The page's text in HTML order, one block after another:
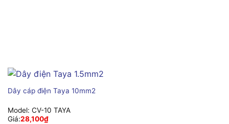
Dây cáp điện Taya 10mm2
Model: CV-10 TAYA
Giá:28,100₫